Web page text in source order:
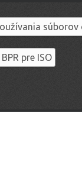
súborov
BPR pre ISO